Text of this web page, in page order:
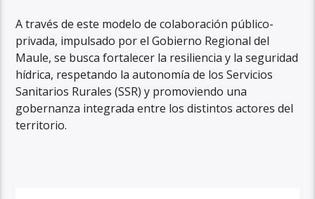
A través de este modelo de colaboración público-
privada, impulsado por el Gobierno Regional del
Maule, se busca fortalecer la resiliencia y la seguridad
hídrica, respetando la autonomía de los Servicios
Sanitarios Rurales (SSR) y promoviendo una
gobernanza integrada entre los distintos actores del
territorio.